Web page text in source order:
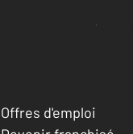
Accéder à mon
Offres d'emploi